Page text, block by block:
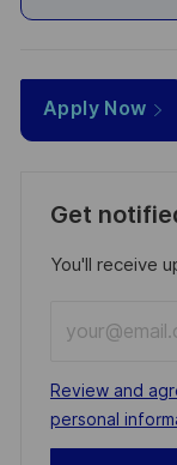
Apply Now
Get
You'll receive
Email
address
(Required)
Required
Review and
personal